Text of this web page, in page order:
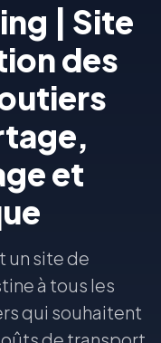
| Site
des
et
un site de
à tous les
qui souhaitent